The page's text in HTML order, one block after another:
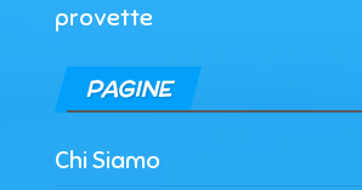
provette
PAGINE
Chi Siamo